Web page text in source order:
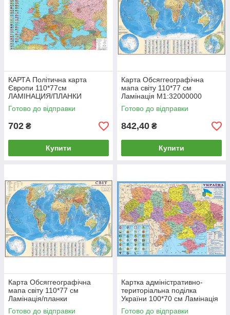
КАРТА Політична карта
Європи 110*77см
ЛАМІНАЦИЯ/ПЛАНКИ
М1:5400000
Готово до відправки
702 ₴
Купити
Карта Обсяггеографічна
мапа світу 110*77 см
Ламінація М1:32000000
Готово до відправки
842,40 ₴
Купити
Карта Обсяггеографічна
мапа світу 110*77 см
Ламінація/планки
М1:32000000
Готово до відправки
Картка адміністративно-
територіальна поділка
України 100*70 см Ламінація
М1:1400000
Готово до відправки